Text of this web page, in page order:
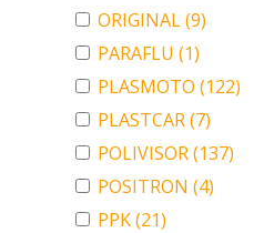
ORIGINAL(9)
PARAFLU (1)
PLASMOTO (122)
PLASTCAR(7)
POLIVISOR(137)
POSITRON (4)
PPK(21)